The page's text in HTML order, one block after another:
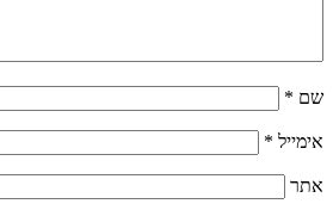
שם *
אימייל *
אתר